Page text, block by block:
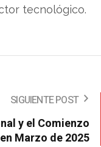
tecnológico.
SIGUIENTE POST
y el Comienzo
Marzo de 2025